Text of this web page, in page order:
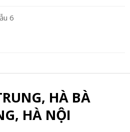
6
HÀ BÀ
HÀ NỘI